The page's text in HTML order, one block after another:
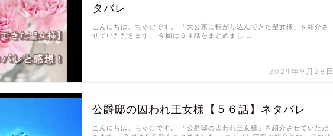
タバレ
2024年9月28日
こんにちは、ちゃむです。 「大公家に転がり込んできた聖女様」を紹介さ
せていただきます。 今回は６４話をまとめまし …
公爵邸の囚われ王女様【５６話】ネタバレ
こんにちは、ちゃむです。 「公爵邸の囚われ王女様」を紹介させていただ